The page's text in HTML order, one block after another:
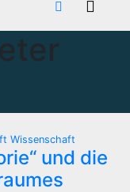
Wissenschaft
und die